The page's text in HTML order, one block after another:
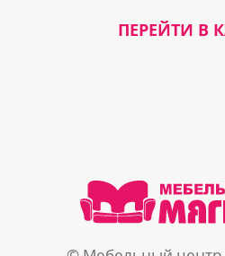
ПЕРЕЙТИ В